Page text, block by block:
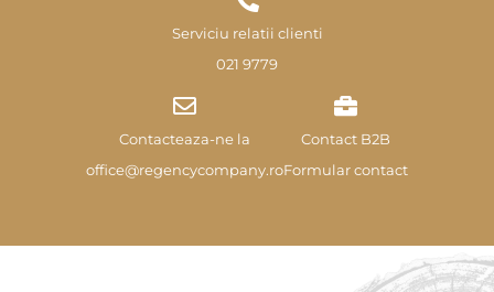
Serviciu relatii clienti
021 9779
Contacteaza-ne la
office@regencycompany.ro
Contact B2B
Formular contact